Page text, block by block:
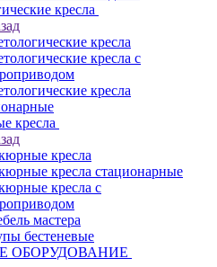
кресла
кресла
кресла с
кресла
кресла
кресла
кресла стационарные
кресла с
мастера
бестеневые
ОБОРУДОВАНИЕ